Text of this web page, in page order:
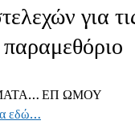
για
ΕΠ ΩΜΟΥ
εδώ…